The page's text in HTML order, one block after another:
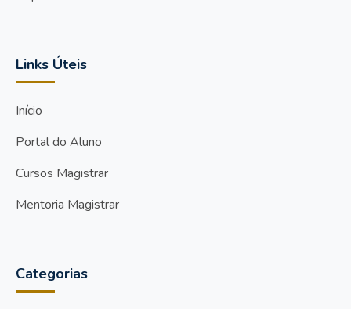
Links Úteis
Início
Portal do Aluno
Cursos Magistrar
Mentoria Magistrar
Categorias